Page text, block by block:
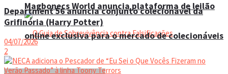
Magbonecs World anuncia plataforma de leilão
online exclusiva para o mercado de colecionáveis
Department 56 anuncia conjunto colecionável da
Grifinória (Harry Potter)
04/07/2026
2